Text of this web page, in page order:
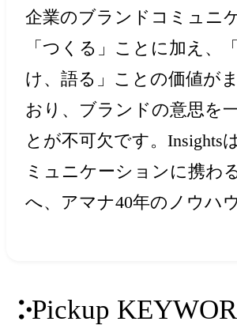
企業のブランドコミュニ
「つくる」ことに加え、
け、語る」ことの価値が
おり、ブランドの意思を
とが不可欠です。Insights
ミュニケーションに携わ
へ、アマナ40年のノウハ
Pickup